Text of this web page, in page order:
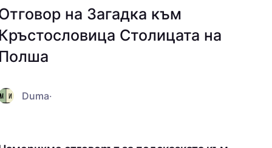
на Загадка към
Столицата на
Duma·